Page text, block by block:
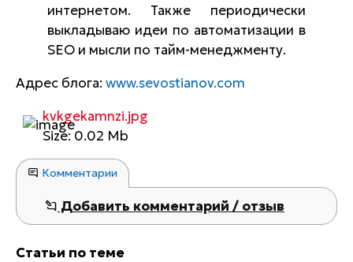
интернетом. Также периодически
выкладываю идеи по автоматизации в
SEO и мысли по тайм-менеджменту.
Адрес блога: www.sevostianov.com
kvkgekamnzi.jpg
Size: 0.02 Mb
Комментарии
Добавить комментарий / отзыв
Статьи по теме